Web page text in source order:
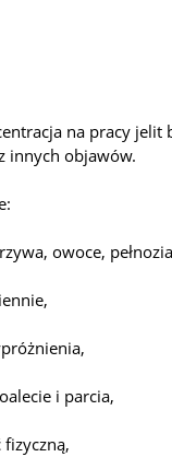
na pracy jelit
innych objawów.
owoce,
i parcia,